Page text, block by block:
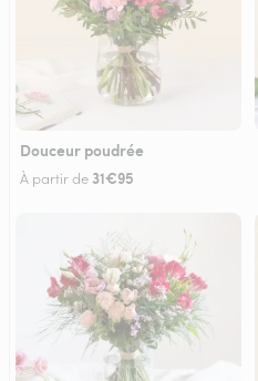
Douceur poudrée
À partir de 31€95